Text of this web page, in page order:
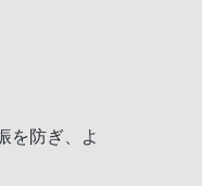
を防ぎ、よ